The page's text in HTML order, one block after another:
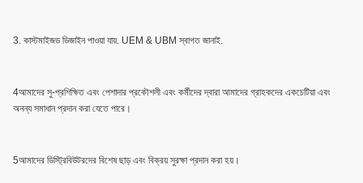
3. কাস্টমাইজড ডিজাইন পাওয়া যায়. UEM & UBM স্বাগত জানাই.
4আমাদের সু-প্রশিক্ষিত এবং পেশাদার প্রকৌশলী এবং কর্মীদের দ্বারা আমাদের গ্রাহকদের একচেটিয়া এবং
অনন্য সমাধান প্রদান করা যেতে পারে।
5আমাদের ডিস্ট্রিবিউটরদের বিশেষ ছাড় এবং বিক্রয় সুরক্ষা প্রদান করা হয়।